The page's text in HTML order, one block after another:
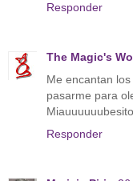
Responder
The Magic's
Me encantan
pasarme para
Responder